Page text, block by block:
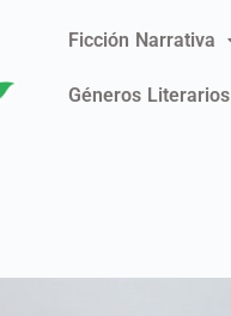
Ficción Narrativa
Géneros Literarios